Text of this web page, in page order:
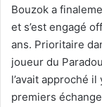
Bouzok a
et s’est engagé
ans. Prioritaire
joueur du
l’avait approché
premiers